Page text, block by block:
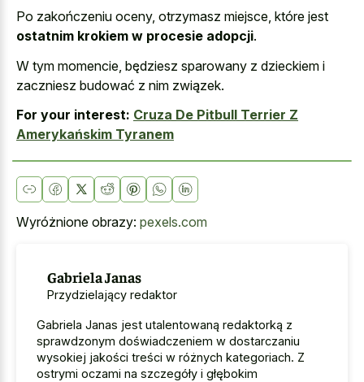
Po zakończeniu oceny, otrzymasz miejsce, które jest
ostatnim krokiem w procesie adopcji.
W tym momencie, będziesz sparowany z dzieckiem i
zaczniesz budować z nim związek.
For your interest: Cruza De Pitbull Terrier Z
Amerykańskim Tyranem
Wyróżnione obrazy: pexels.com
Gabriela Janas
Przydzielający redaktor
Gabriela Janas jest utalentowaną redaktorką z
sprawdzonym doświadczeniem w dostarczaniu
wysokiej jakości treści w różnych kategoriach. Z
ostrymi oczami na szczegóły i głębokim